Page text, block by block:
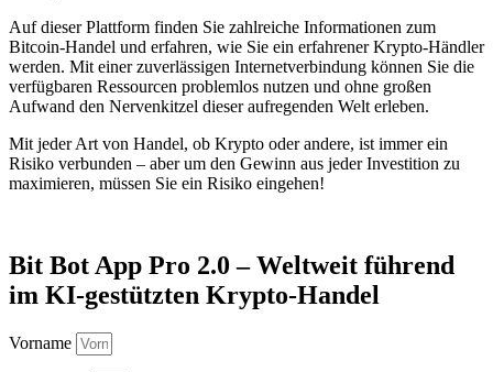
Auf dieser Plattform finden Sie zahlreiche Informationen zum
Bitcoin-Handel und erfahren, wie Sie ein erfahrener Krypto-Händler
werden. Mit einer zuverlässigen Internetverbindung können Sie die
verfügbaren Ressourcen problemlos nutzen und ohne großen
Aufwand den Nervenkitzel dieser aufregenden Welt erleben.
Mit jeder Art von Handel, ob Krypto oder andere, ist immer ein
Risiko verbunden – aber um den Gewinn aus jeder Investition zu
maximieren, müssen Sie ein Risiko eingehen!
Bit Bot App Pro 2.0 – Weltweit führend
im KI-gestützten Krypto-Handel
Vorname